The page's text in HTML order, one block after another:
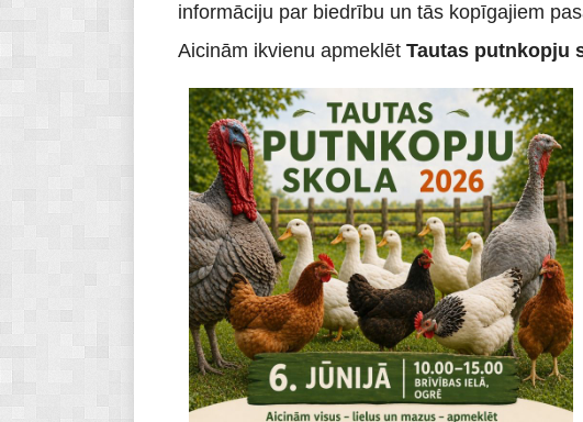
informāciju par biedrību un tās kopīgajiem
Aicinām ikvienu apmeklēt Tautas putnkopju